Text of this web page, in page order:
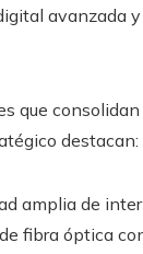
avanzada
que
destacan:
amplia de
fibra óptica